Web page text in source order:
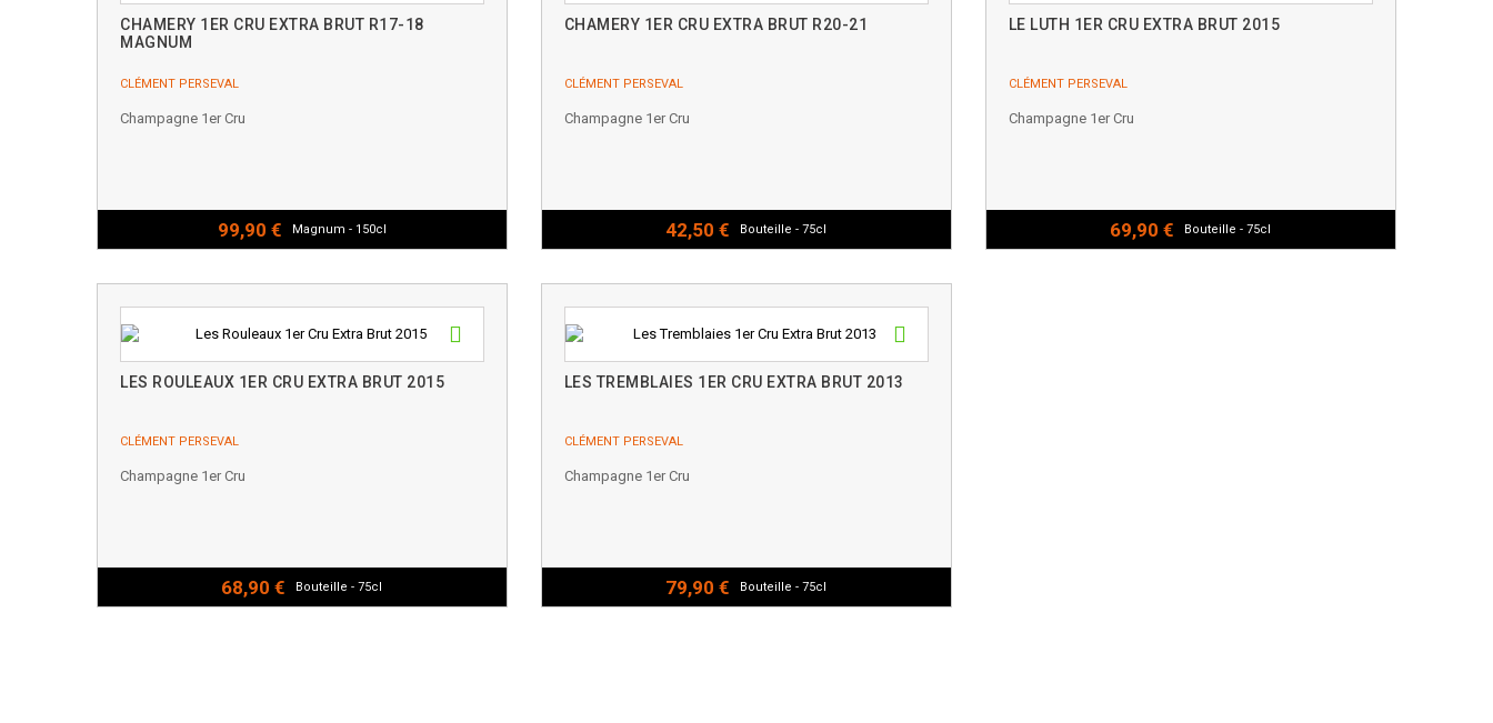
CHAMERY 1ER CRU EXTRA BRUT R17-18
MAGNUM
CLÉMENT PERSEVAL
Champagne 1er Cru
99,90 € Magnum - 150cl
CHAMERY 1ER CRU EXTRA BRUT R20-21
CLÉMENT PERSEVAL
Champagne 1er Cru
42,50 € Bouteille - 75cl
LE LUTH 1ER CRU EXTRA BRUT 2015
CLÉMENT PERSEVAL
Champagne 1er Cru
69,90 € Bouteille - 75cl
LES ROULEAUX 1ER CRU EXTRA BRUT 2015
CLÉMENT PERSEVAL
Champagne 1er Cru
68,90 € Bouteille - 75cl
LES TREMBLAIES 1ER CRU EXTRA BRUT 2013
CLÉMENT PERSEVAL
Champagne 1er Cru
79,90 € Bouteille - 75cl